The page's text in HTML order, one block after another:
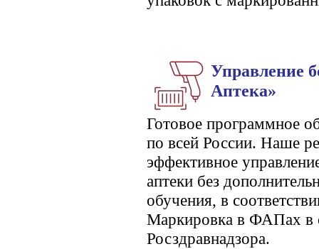
Управление
Аптека»
Готовое программное
по всей России. Наше
эффективное
аптеки без
обучения, в
Маркировка в ФАПах в
Росздравнадзора.